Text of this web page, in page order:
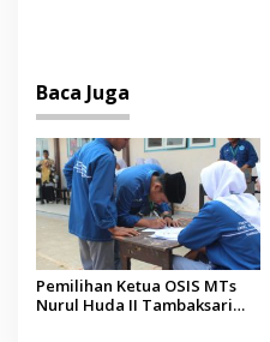
Baca Juga
Pemilihan Ketua OSIS MTs
Nurul Huda II Tambaksari